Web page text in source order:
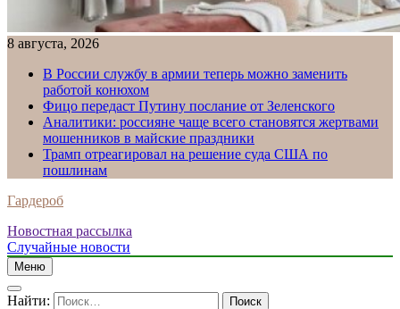
8 августа, 2026
В России службу в армии теперь можно заменить
работой конюхом
Фицо передаст Путину послание от Зеленского
Аналитики: россияне чаще всего становятся жертвами
мошенников в майские праздники
Трамп отреагировал на решение суда США по
пошлинам
Гардероб
Новостная рассылка
Случайные новости
Меню
Найти: